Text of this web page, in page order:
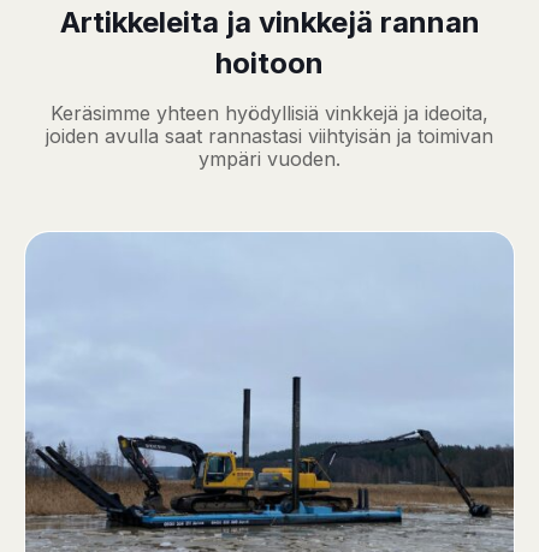
Artikkeleita ja vinkkejä rannan
hoitoon
Keräsimme yhteen hyödyllisiä vinkkejä ja ideoita,
joiden avulla saat rannastasi viihtyisän ja toimivan
ympäri vuoden.